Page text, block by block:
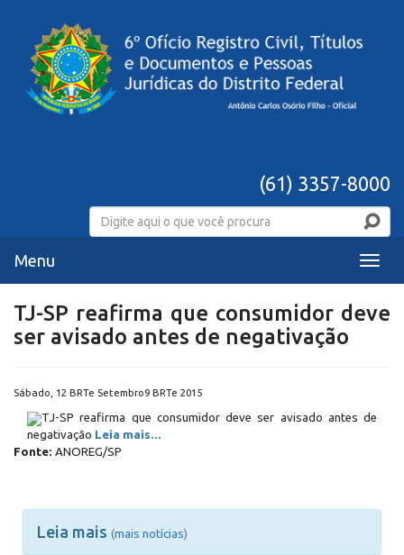
(61) 3357-8000
Menu
Menu
TJ-SP reafirma que consumidor deve
ser avisado antes de negativação
Sábado, 12 BRTe Setembro9 BRTe 2015
TJ-SP reafirma que consumidor deve ser avisado antes de
negativação Leia mais...
Fonte: ANOREG/SP
Leia mais (mais notícias)